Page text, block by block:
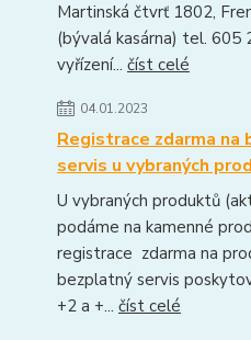
Martinská čtvrť 1802,
(bývalá kasárna) tel. 605
vyřízení... číst celé
04.01.2023
Registrace zdarma na
servis u vybraných
U vybraných produktů
podáme na kamenné
registrace zdarma na
bezplatný servis
+2 a +... číst celé